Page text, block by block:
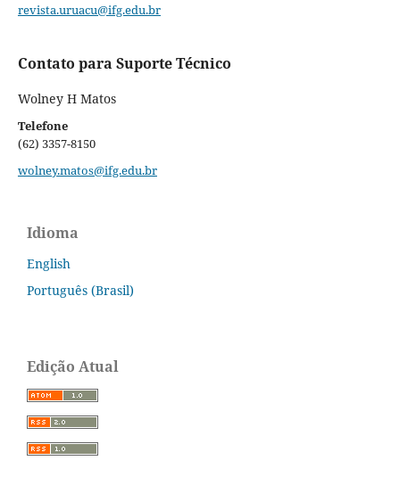
revista.uruacu@ifg.edu.br
Contato para Suporte Técnico
Wolney H Matos
Telefone
(62) 3357-8150
wolney.matos@ifg.edu.br
Idioma
English
Português (Brasil)
Edição Atual